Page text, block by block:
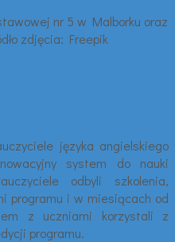
języka angielskiego
system do nauki
odbyli szkolenia,
programu i w miesiącach od
z uczniami korzystali z
programu.